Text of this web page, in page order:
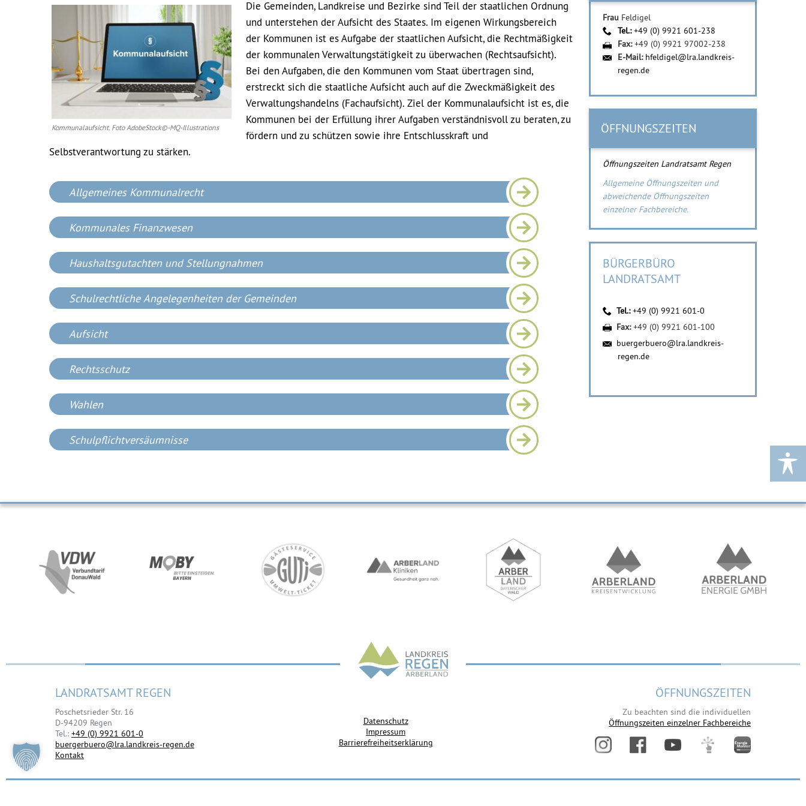
Kommunalaufsicht. Foto AdobeStock©-MQ-Illustrations
Die Gemeinden, Landkreise und Bezirke sind Teil der staatlichen Ordnung
und unterstehen der Aufsicht des Staates. Im eigenen Wirkungsbereich
der Kommunen ist es Aufgabe der staatlichen Aufsicht, die Rechtmäßigkeit
der kommunalen Verwaltungstätigkeit zu überwachen (Rechtsaufsicht).
Bei den Aufgaben, die den Kommunen vom Staat übertragen sind,
erstreckt sich die staatliche Aufsicht auch auf die Zweckmäßigkeit des
Verwaltungshandelns (Fachaufsicht). Ziel der Kommunalaufsicht ist es, die
Kommunen bei der Erfüllung ihrer Aufgaben verständnisvoll zu beraten, zu
fördern und zu schützen sowie ihre Entschlusskraft und
Selbstverantwortung zu stärken.
Allgemeines Kommunalrecht
Kommunales Finanzwesen
Haushaltsgutachten und Stellungnahmen
Schulrechtliche Angelegenheiten der Gemeinden
Aufsicht
Rechtsschutz
Wahlen
Schulpflichtversäumnisse
Frau Feldigel
Tel.:+49 (0) 9921 601-238
Fax:+49 (0) 9921 97002-238
E-Mail: hfeldigel@lra.landkreis-
regen.de
ÖFFNUNGSZEITEN
Öffnungszeiten Landratsamt Regen
Allgemeine Öffnungszeiten und
abweichende Öffnungszeiten
einzelner Fachbereiche.
BÜRGERBÜRO
LANDRATSAMT
Tel.:+49 (0) 9921 601-0
Fax:+49 (0) 9921 601-100
buergerbuero@lra.landkreis-
regen.de
LANDRATSAMT REGEN
Poschetsrieder Str. 16
D-94209 Regen
Tel.: +49 (0) 9921 601-0
buergerbuero@lra.landkreis-regen.de
Kontakt
Datenschutz
Impressum
Barrierefreiheitserklärung
ÖFFNUNGSZEITEN
Zu beachten sind die individuellen
Öffnungszeiten einzelner Fachbereiche